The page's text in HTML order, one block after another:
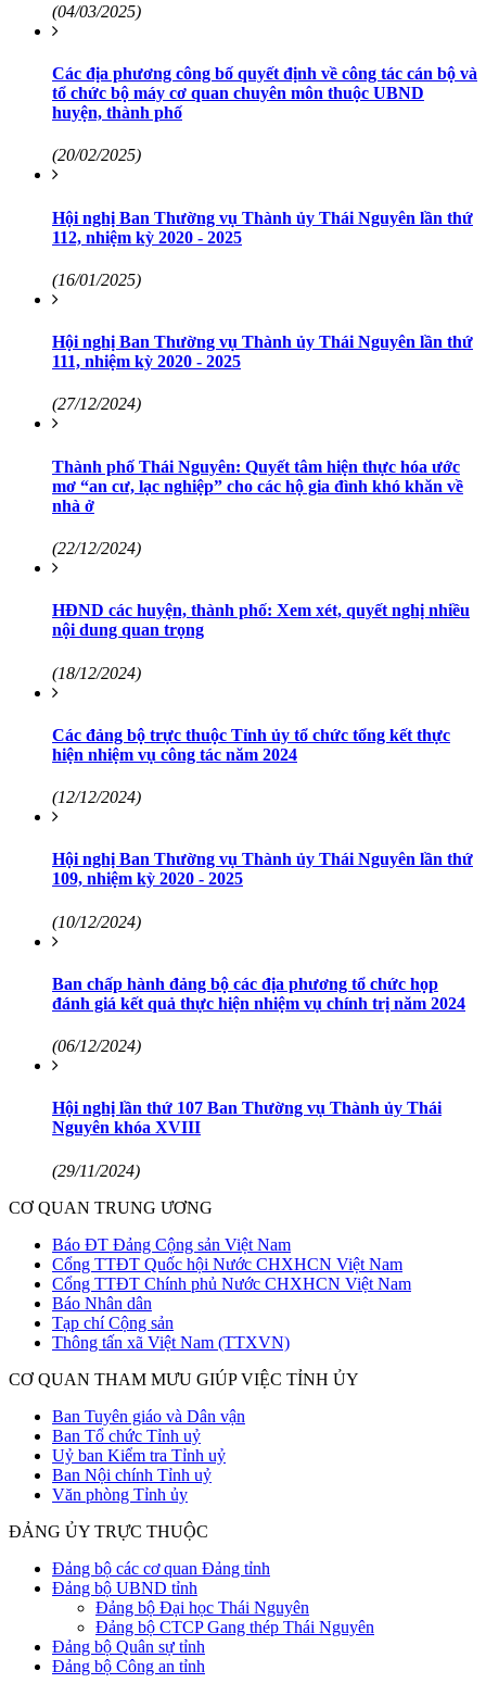
(04/03/2025)
Các địa phương công bố quyết định về công tác cán bộ và
tổ chức bộ máy cơ quan chuyên môn thuộc UBND
huyện, thành phố
(20/02/2025)
Hội nghị Ban Thường vụ Thành ủy Thái Nguyên lần thứ
112, nhiệm kỳ 2020 - 2025
(16/01/2025)
Hội nghị Ban Thường vụ Thành ủy Thái Nguyên lần thứ
111, nhiệm kỳ 2020 - 2025
(27/12/2024)
Thành phố Thái Nguyên: Quyết tâm hiện thực hóa ước
mơ “an cư, lạc nghiệp” cho các hộ gia đình khó khăn về
nhà ở
(22/12/2024)
HĐND các huyện, thành phố: Xem xét, quyết nghị nhiều
nội dung quan trọng
(18/12/2024)
Các đảng bộ trực thuộc Tỉnh ủy tổ chức tổng kết thực
hiện nhiệm vụ công tác năm 2024
(12/12/2024)
Hội nghị Ban Thường vụ Thành ủy Thái Nguyên lần thứ
109, nhiệm kỳ 2020 - 2025
(10/12/2024)
Ban chấp hành đảng bộ các địa phương tổ chức họp
đánh giá kết quả thực hiện nhiệm vụ chính trị năm 2024
(06/12/2024)
Hội nghị lần thứ 107 Ban Thường vụ Thành ủy Thái
Nguyên khóa XVIII
(29/11/2024)
CƠ QUAN TRUNG ƯƠNG
Báo ĐT Đảng Cộng sản Việt Nam
Cổng TTĐT Quốc hội Nước CHXHCN Việt Nam
Cổng TTĐT Chính phủ Nước CHXHCN Việt Nam
Báo Nhân dân
Tạp chí Cộng sản
Thông tấn xã Việt Nam (TTXVN)
CƠ QUAN THAM MƯU GIÚP VIỆC TỈNH ỦY
Ban Tuyên giáo và Dân vận
Ban Tổ chức Tỉnh uỷ
Uỷ ban Kiểm tra Tỉnh uỷ
Ban Nội chính Tỉnh uỷ
Văn phòng Tỉnh ủy
ĐẢNG ỦY TRỰC THUỘC
Đảng bộ các cơ quan Đảng tỉnh
Đảng bộ UBND tỉnh
Đảng bộ Đại học Thái Nguyên
Đảng bộ CTCP Gang thép Thái Nguyên
Đảng bộ Quân sự tỉnh
Đảng bộ Công an tỉnh